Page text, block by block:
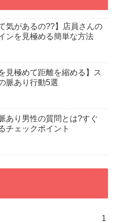
気があるの??】店員さんの
ンを見極める簡単な方法
見極めて距離を縮める】ス
脈あり行動5選
あり男性の質問とは?すぐ
チェックポイント
1